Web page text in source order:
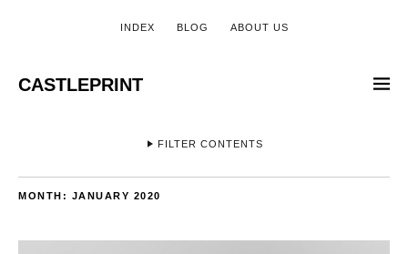
INDEX BLOG ABOUT US
CASTLEPRINT
FILTER CONTENTS
MONTH: JANUARY 2020